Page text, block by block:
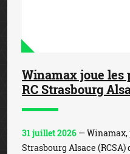
Winamax joue les
RC Strasbourg
31 juillet 2026 — Winamax,
Strasbourg Alsace